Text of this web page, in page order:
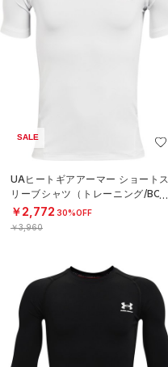
SALE
UAヒートギアアーマー ショートス
リーブシャツ（トレーニング/BOY
S）
￥2,772 30%OFF
￥3,960